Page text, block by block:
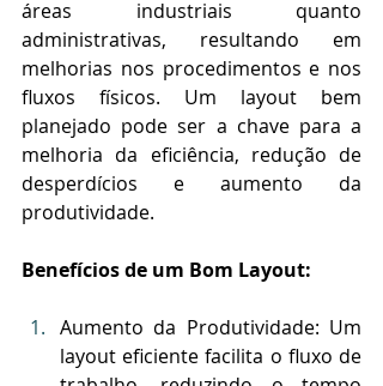
áreas industriais quanto
administrativas, resultando em
melhorias nos procedimentos e nos
fluxos físicos. Um layout bem
planejado pode ser a chave para a
melhoria da eficiência, redução de
desperdícios e aumento da
produtividade.
Benefícios de um Bom Layout:
Aumento da Produtividade: Um
layout eficiente facilita o fluxo de